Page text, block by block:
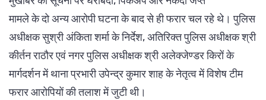
मामले के दो अन्य आरोपी घटना के बाद से ही फरार चल रहे थे। पुलिस
अधीक्षक सुश्री अंकिता शर्मा के निर्देश, अतिरिक्त पुलिस अधीक्षक श्री
कीर्तन राठौर एवं नगर पुलिस अधीक्षक श्री अलेक्जेण्डर किरों के
मार्गदर्शन में थाना प्रभारी उपेन्द्र कुमार शाह के नेतृत्व में विशेष टीम
फरार आरोपियों की तलाश में जुटी थी।